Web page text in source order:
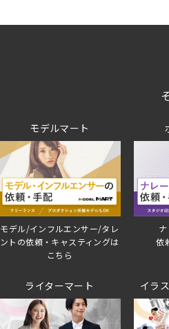
モデルマート
モデル/インフルエンサー/タレ
ントの依頼・キャスティングは
こちら
依
ライターマート イラ